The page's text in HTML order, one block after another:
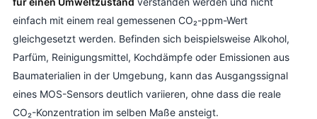
einfach mit einem real gemessenen CO₂-ppm-Wert
gleichgesetzt werden. Befinden sich beispielsweise Alkohol,
Parfüm, Reinigungsmittel, Kochdämpfe oder Emissionen aus
Baumaterialien in der Umgebung, kann das Ausgangssignal
eines MOS-Sensors deutlich variieren, ohne dass die reale
CO₂-Konzentration im selben Maße ansteigt.